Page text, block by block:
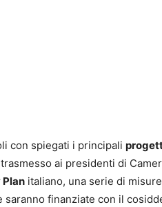
con spiegati i principali
ai presidenti di
italiano, una serie di
saranno finanziate con il